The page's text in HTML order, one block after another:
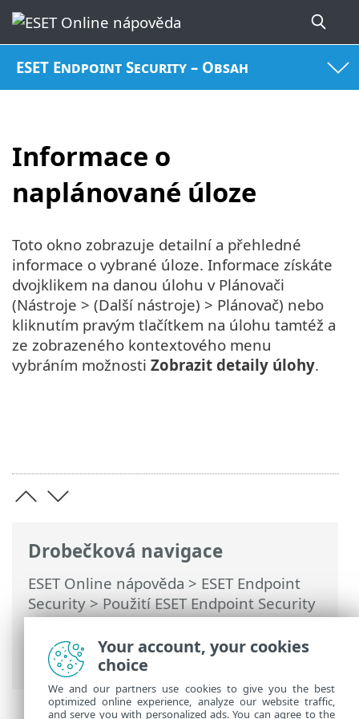
ESET Endpoint Security – Obsah
Informace o
naplánované úloze
Drobečková navigace
ESET Online nápověda > ESET Endpoint
Security>Použití ESET Endpoint Security
>Nástroje>Plánovač> Dialogová okna –
Plánovač > Informace o naplánované
úloze
Toto okno zobrazuje detailní a přehledné
informace o vybrané úloze. Informace získáte
dvojklikem na danou úlohu v Plánovači
(Nástroje > (Další nástroje) > Plánovač) nebo
kliknutím pravým tlačítkem na úlohu tamtéž a
ze zobrazeného kontextového menu
vybráním možnosti Zobrazit detaily úlohy.
Your account, your cookies
choice
We and our partners use cookies to give you the best
optimized online experience, analyze our website traffic,
and serve you with personalized ads. You can agree to the